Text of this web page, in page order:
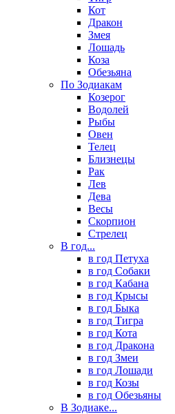
Кот
Дракон
Змея
Лошадь
Коза
Обезьяна
По Зодиакам
Козерог
Водолей
Рыбы
Овен
Телец
Близнецы
Рак
Лев
Дева
Весы
Скорпион
Стрелец
В год...
в год Петуха
в год Собаки
в год Кабана
в год Крысы
в год Быка
в год Тигра
в год Кота
в год Дракона
в год Змеи
в год Лошади
в год Козы
в год Обезьяны
В Зодиаке...